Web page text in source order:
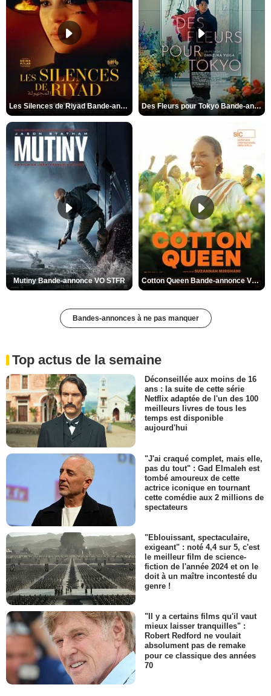
Les Silences de Riyad Bande-annonce VO STFR Des Fleurs pour Tokyo Bande-annonce VO STFR
Mutiny Bande-annonce VO STFR Cotton Queen Bande-annonce VO STFR
Bandes-annonces à ne pas manquer
Top actus de la semaine
Déconseillée aux moins de 16
ans : la suite de cette série
Netflix adaptée de l'un des 100
meilleurs livres de tous les
temps est disponible
aujourd'hui
"J'ai craqué complet, mais elle,
pas du tout" : Gad Elmaleh est
tombé amoureux de cette
actrice iconique en tournant
cette comédie aux 2 millions de
spectateurs
"Eblouissant, spectaculaire,
exigeant" : noté 4,4 sur 5, c'est
le meilleur film de science-
fiction de l'année 2024 et on le
doit à un maître incontesté du
genre !
"Il y a certains films qu'il vaut
mieux laisser tranquilles" :
Robert Redford ne voulait
absolument pas de remake
pour ce classique des années
70